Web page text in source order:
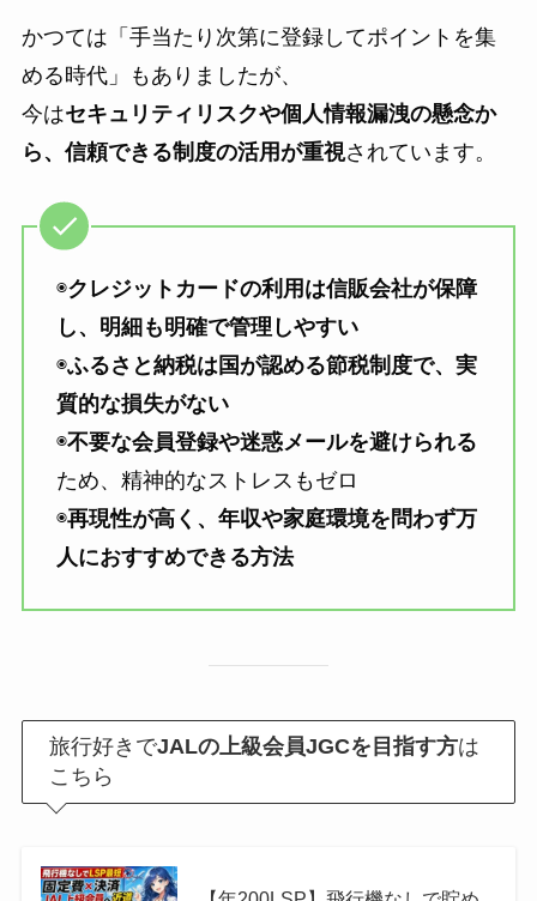
かつては「手当たり次第に登録してポイントを集
める時代」もありましたが、
今はセキュリティリスクや個人情報漏洩の懸念か
ら、信頼できる制度の活用が重視されています。
◉クレジットカードの利用は信販会社が保障
し、明細も明確で管理しやすい
◉ふるさと納税は国が認める節税制度で、実
質的な損失がない
◉不要な会員登録や迷惑メールを避けられる
ため、精神的なストレスもゼロ
◉再現性が高く、年収や家庭環境を問わず万
人におすすめできる方法
旅行好きでJALの上級会員JGCを目指す方は
こちら